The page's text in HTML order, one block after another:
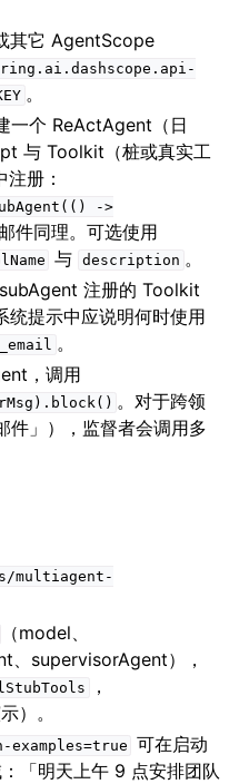
其它 AgentScope
。
一个 ReActAgent（日
与 Toolkit（桩或真实工
册：
->
邮件同理。可选使用
与 description 。
注册的 Toolkit
提示中应说明何时使用
。
，调用
。对于跨领
件」），监督者会调用多
multiagent-
（model、
、supervisorAgent），
，
）。
可在启动
「明天上午 9 点安排团队